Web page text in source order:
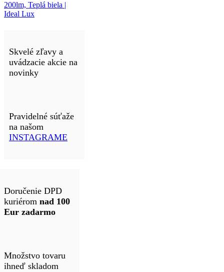
Skvelé zľavy a
uvádzacie akcie na
novinky
Pravidelné súťaže
na našom
INSTAGRAME
Doručenie DPD
kuriérom nad 100
Eur zadarmo
Množstvo tovaru
ihneď skladom